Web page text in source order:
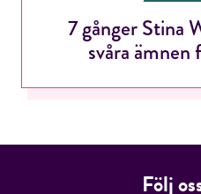
7 gånger Stina
svåra ämnen
Följ